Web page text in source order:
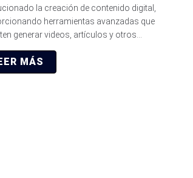
la creación de contenido digital,
herramientas avanzadas que
generar videos, artículos y otros…
MÁS